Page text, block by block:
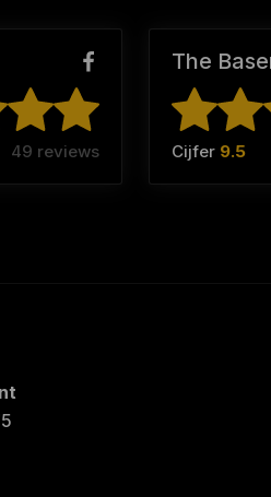
49 reviews
The
Cijfer 9.5